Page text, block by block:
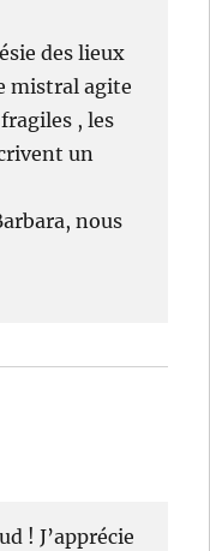
des lieux
mistral agite
, les
un
nous
! J’apprécie